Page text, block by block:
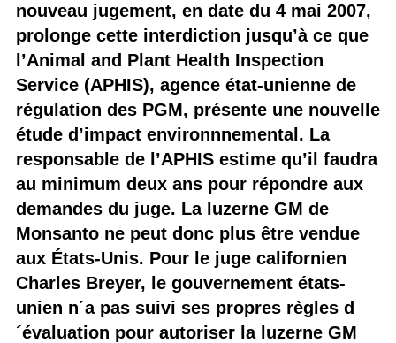
nouveau jugement, en date du 4 mai 2007,
prolonge cette interdiction jusqu’à ce que
l’Animal and Plant Health Inspection
Service (APHIS), agence état-unienne de
régulation des PGM, présente une nouvelle
étude d’impact environnnemental. La
responsable de l’APHIS estime qu’il faudra
au minimum deux ans pour répondre aux
demandes du juge. La luzerne GM de
Monsanto ne peut donc plus être vendue
aux États-Unis. Pour le juge californien
Charles Breyer, le gouvernement états-
unien n´a pas suivi ses propres règles d
´évaluation pour autoriser la luzerne GM